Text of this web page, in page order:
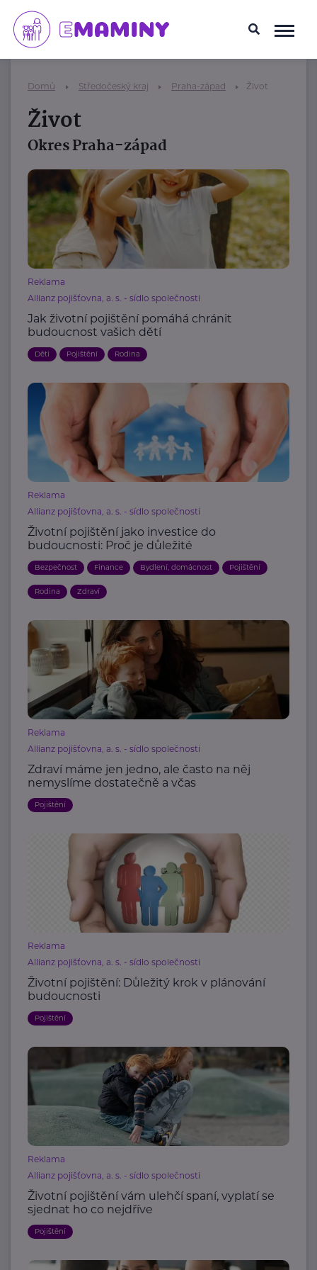
Domů Středočeský kraj Praha-západ Život
Život
Okres Praha-západ
Reklama
Allianz pojišťovna, a. s. - sídlo společnosti
Jak životní pojištění pomáhá chránit
budoucnost vašich dětí
Děti Pojištění Rodina
Reklama
Allianz pojišťovna, a. s. - sídlo společnosti
Životní pojištění jako investice do
budoucnosti: Proč je důležité
Bezpečnost Finance Bydlení, domácnost Pojištění
Rodina Zdraví
Reklama
Allianz pojišťovna, a. s. - sídlo společnosti
Zdraví máme jen jedno, ale často na něj
nemyslíme dostatečně a včas
Pojištění
Reklama
Allianz pojišťovna, a. s. - sídlo společnosti
Životní pojištění: Důležitý krok v plánování
budoucnosti
Pojištění
Reklama
Allianz pojišťovna, a. s. - sídlo společnosti
Životní pojištění vám ulehčí spaní, vyplatí se
sjednat ho co nejdříve
Pojištění